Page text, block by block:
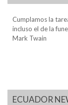
Cumplamos la
incluso el de la
Mark Twain
ECUADOR